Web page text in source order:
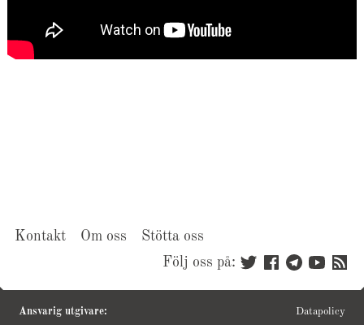
Kontakt Om oss
Stötta oss
Följ oss på:
Ansvarig utgivare: Datapolicy